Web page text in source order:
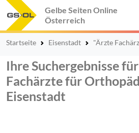
Gelbe Seiten Online
Österreich
Startseite Eisenstadt "Ärzte
Ihre Suchergebnisse
Fachärzte für
Eisenstadt